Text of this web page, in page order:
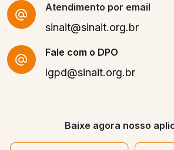
Atendimento por email
sinait@sinait.org.br
Fale com o DPO
lgpd@sinait.org.br
Baixe agora nosso